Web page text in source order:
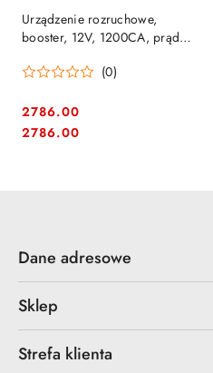
Urządzenie rozruchowe,
booster, 12V, 1200CA, prąd
[BBAGM12-1200]
(0)
Cena:
2786.00
Cena:
2786.00
Dane adresowe
Sklep
Strefa klienta